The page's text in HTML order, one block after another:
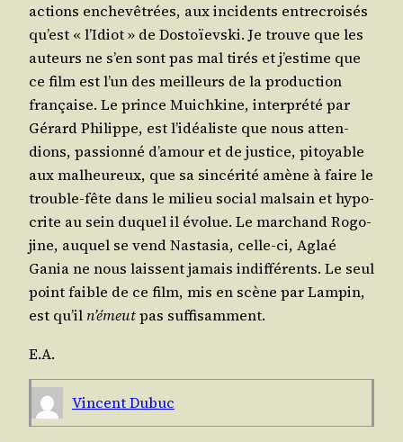
actions enche­vê­trées, aux inci­dents entre­croi­sés
qu’est « l’I­diot » de Dos­toïevs­ki. Je trouve que les
auteurs ne s’en sont pas mal tirés et j’es­time que
ce film est l’un des meilleurs de la pro­duc­tion
fran­çaise. Le prince Mui­ch­kine, inter­pré­té par
Gérard Phi­lippe, est l’i­déa­liste que nous atten­
dions, pas­sion­né d’a­mour et de jus­tice, pitoyable
aux mal­heu­reux, que sa sin­cé­ri­té amène à faire le
trouble-fête dans le milieu social mal­sain et hypo­
crite au sein duquel il évo­lue. Le mar­chand Rogo­
jine, auquel se vend Nas­ta­sia, celle-ci, Aglaé
Gania ne nous laissent jamais indif­fé­rents. Le seul
point faible de ce film, mis en scène par Lam­pin,
est qu’il n’é­meutpas suffisamment.
E.A.
Vincent Dubuc